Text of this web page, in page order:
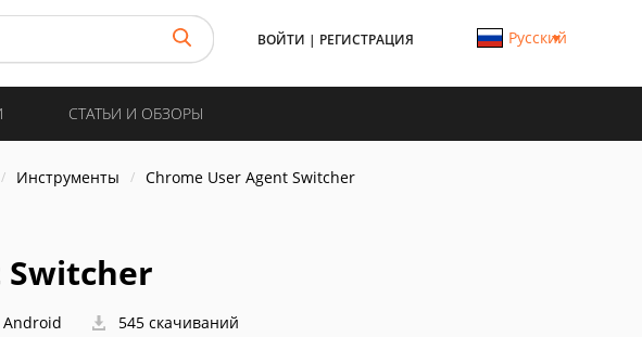
ВОЙТИ | РЕГИСТРАЦИЯ Русский
СТАТЬИ И ОБЗОРЫ
Инструменты Chrome User Agent Switcher
Switcher
Android 545 скачиваний